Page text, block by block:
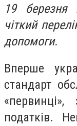
19 березня
чіткий
допомоги.
Вперше
стандарт
податків.